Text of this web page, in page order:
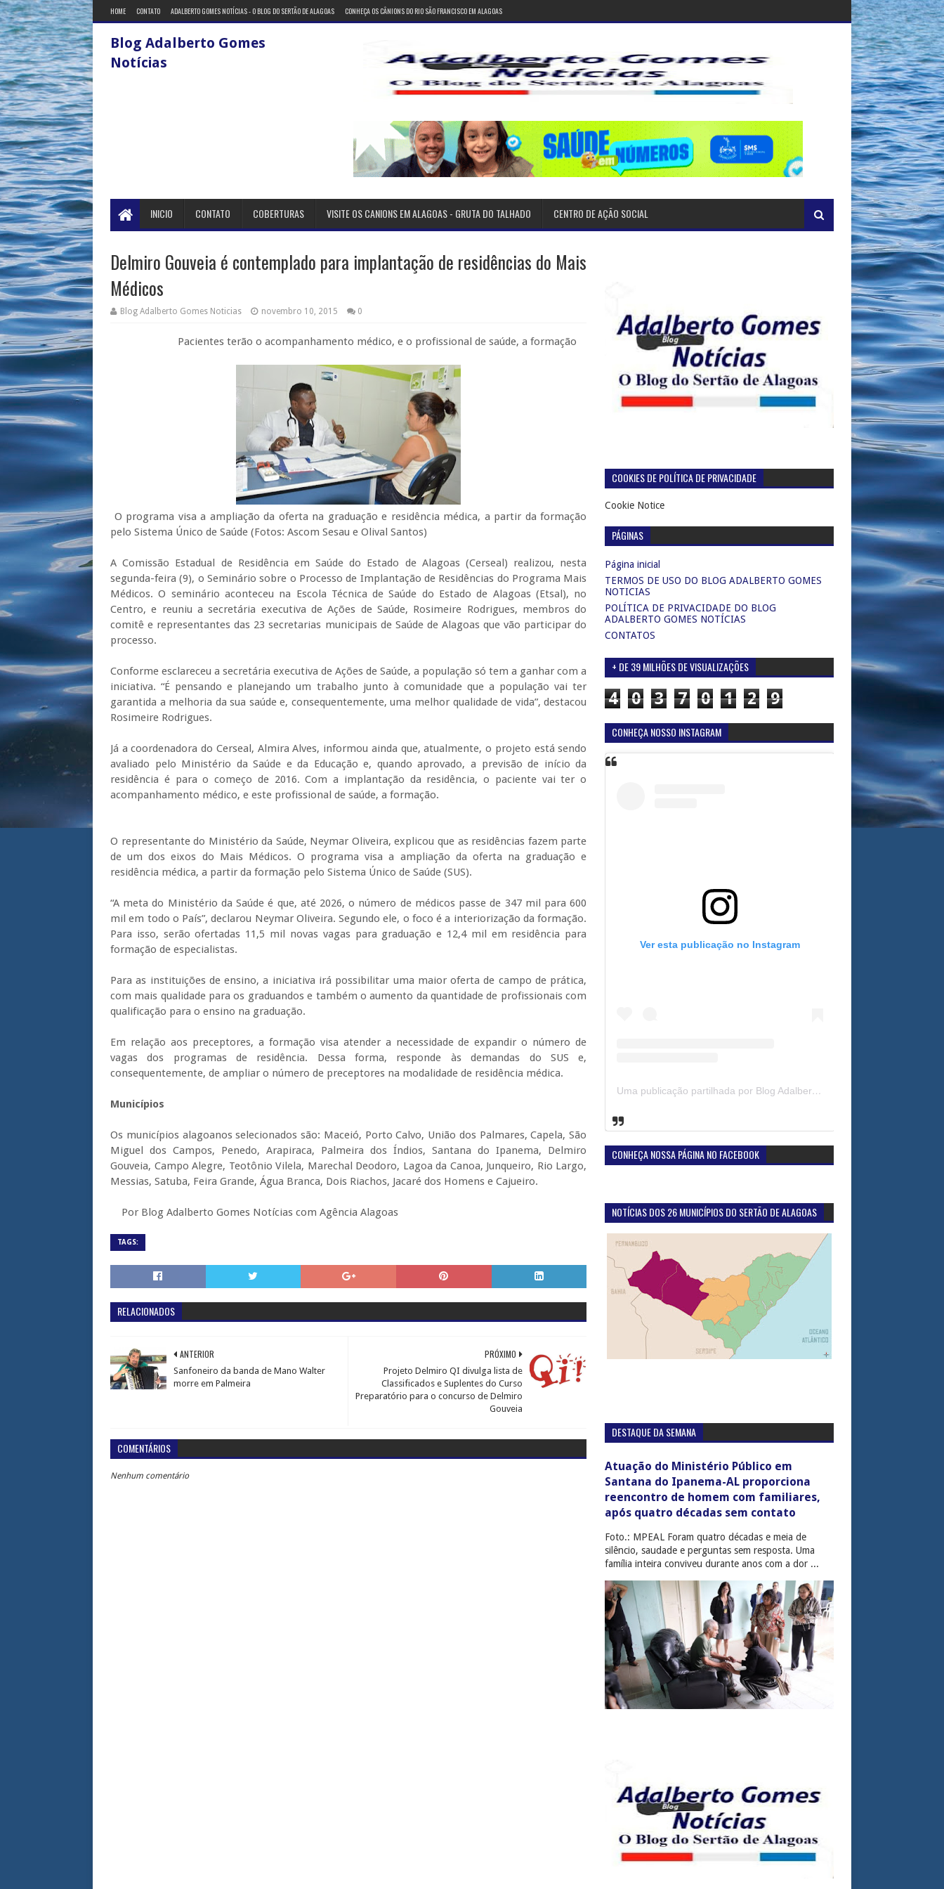
HOME CONTATO ADALBERTO GOMES NOTÍCIAS - O BLOG DO SERTÃO DE ALAGOAS CONHEÇA OS CÂNIONS DO RIO SÃO FRANCISCO EM ALAGOAS
Blog Adalberto Gomes
Notícias
INICIO CONTATO COBERTURAS VISITE OS CANIONS EM ALAGOAS - GRUTA DO TALHADO CENTRO DE AÇÃO SOCIAL
Delmiro Gouveia é contemplado para implantação de residências do Mais
Médicos
Blog Adalberto Gomes Noticias novembro 10, 2015 0
Pacientes terão o acompanhamento médico, e o profissional de saúde, a formação
O programa visa a ampliação da oferta na graduação e residência médica, a partir da formação
pelo Sistema Único de Saúde (Fotos: Ascom Sesau e Olival Santos)
A Comissão Estadual de Residência em Saúde do Estado de Alagoas (Cerseal) realizou, nesta
segunda-feira (9), o Seminário sobre o Processo de Implantação de Residências do Programa Mais
Médicos. O seminário aconteceu na Escola Técnica de Saúde do Estado de Alagoas (Etsal), no
Centro, e reuniu a secretária executiva de Ações de Saúde, Rosimeire Rodrigues, membros do
comitê e representantes das 23 secretarias municipais de Saúde de Alagoas que vão participar do
processo.
Conforme esclareceu a secretária executiva de Ações de Saúde, a população só tem a ganhar com a
iniciativa. “É pensando e planejando um trabalho junto à comunidade que a população vai ter
garantida a melhoria da sua saúde e, consequentemente, uma melhor qualidade de vida”, destacou
Rosimeire Rodrigues.
Já a coordenadora do Cerseal, Almira Alves, informou ainda que, atualmente, o projeto está sendo
avaliado pelo Ministério da Saúde e da Educação e, quando aprovado, a previsão de início da
residência é para o começo de 2016. Com a implantação da residência, o paciente vai ter o
acompanhamento médico, e este profissional de saúde, a formação.
O representante do Ministério da Saúde, Neymar Oliveira, explicou que as residências fazem parte
de um dos eixos do Mais Médicos. O programa visa a ampliação da oferta na graduação e
residência médica, a partir da formação pelo Sistema Único de Saúde (SUS).
“A meta do Ministério da Saúde é que, até 2026, o número de médicos passe de 347 mil para 600
mil em todo o País”, declarou Neymar Oliveira. Segundo ele, o foco é a interiorização da formação.
Para isso, serão ofertadas 11,5 mil novas vagas para graduação e 12,4 mil em residência para
formação de especialistas.
Para as instituições de ensino, a iniciativa irá possibilitar uma maior oferta de campo de prática,
com mais qualidade para os graduandos e também o aumento da quantidade de profissionais com
qualificação para o ensino na graduação.
Em relação aos preceptores, a formação visa atender a necessidade de expandir o número de
vagas dos programas de residência. Dessa forma, responde às demandas do SUS e,
consequentemente, de ampliar o número de preceptores na modalidade de residência médica.
Municípios
Os municípios alagoanos selecionados são: Maceió, Porto Calvo, União dos Palmares, Capela, São
Miguel dos Campos, Penedo, Arapiraca, Palmeira dos Índios, Santana do Ipanema, Delmiro
Gouveia, Campo Alegre, Teotônio Vilela, Marechal Deodoro, Lagoa da Canoa, Junqueiro, Rio Largo,
Messias, Satuba, Feira Grande, Água Branca, Dois Riachos, Jacaré dos Homens e Cajueiro.
Por Blog Adalberto Gomes Notícias com Agência Alagoas
TAGS:
RELACIONADOS
PRÓXIMO
Projeto Delmiro QI divulga lista de
Classificados e Suplentes do Curso
Preparatório para o concurso de Delmiro
Gouveia
ANTERIOR
Sanfoneiro da banda de Mano Walter
morre em Palmeira
COMENTÁRIOS
Nenhum comentário
COOKIES DE POLÍTICA DE PRIVACIDADE
Cookie Notice
PÁGINAS
Página inicial
TERMOS DE USO DO BLOG ADALBERTO GOMES
NOTICIAS
POLÍTICA DE PRIVACIDADE DO BLOG
ADALBERTO GOMES NOTÍCIAS
CONTATOS
+ DE 39 MILHÕES DE VISUALIZAÇÕES
4 0 3 7 0 1 2 9
CONHEÇA NOSSO INSTAGRAM
Ver esta publicação no Instagram
Uma publicação partilhada por Blog Adalberto Gomes Noticias (@blogadalbertogomesnoticiass)
CONHEÇA NOSSA PÁGINA NO FACEBOOK
NOTÍCIAS DOS 26 MUNICÍPIOS DO SERTÃO DE ALAGOAS
DESTAQUE DA SEMANA
Atuação do Ministério Público em
Santana do Ipanema-AL proporciona
reencontro de homem com familiares,
após quatro décadas sem contato
Foto.: MPEAL Foram quatro décadas e meia de
silêncio, saudade e perguntas sem resposta. Uma
família inteira conviveu durante anos com a dor ...